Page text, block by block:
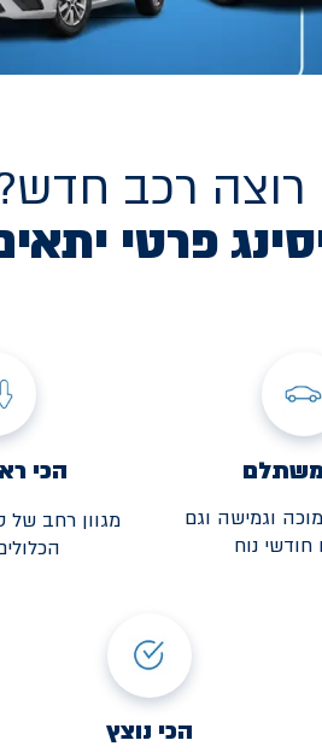
רוצה רכב
פרטי
משתלם
וגמישה וגם
נוח
הכי
מגוון רחב של
הכי נוצץ
מחיר חודשי החל מ- 3,190